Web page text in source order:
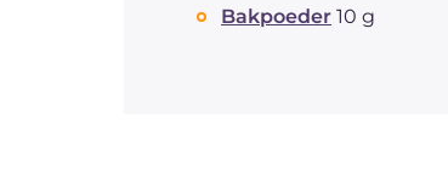
Bakpoeder 10 g